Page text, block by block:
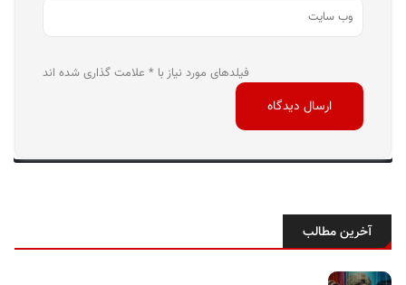
فیلدهای مورد نیاز با * علامت گذاری شده اند
آخرین مطالب